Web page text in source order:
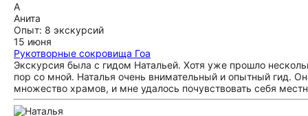
А
Анита
Опыт: 8 экскурсий
15 июня
Рукотворные сокровища Гоа
Экскурсия была с гидом Натальей. Хотя уже прошло
пор со мной. Наталья очень внимательный и опытный гид.
множество храмов, и мне удалось почувствовать себя